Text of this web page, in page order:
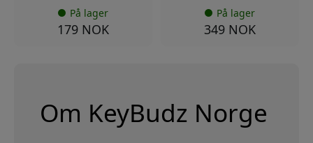
På lager
179 NOK
På lager
349 NOK
Om KeyBudz Norge